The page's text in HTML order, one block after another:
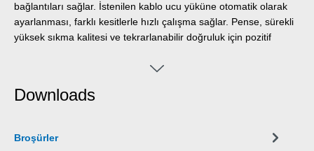
bağlantıları sağlar. İstenilen kablo ucu yüküne otomatik olarak
ayarlanması, farklı kesitlerle hızlı çalışma sağlar. Pense, sürekli
yüksek sıkma kalitesi ve tekrarlanabilir doğruluk için pozitif
pensesi, yalnızca sıkma işlemi tamamen bittiğinde açılır. Sapa,
serbest bırakma mekanizması da entegre edilmiştir. Hassas
sağlamasını garanti eder. 16 mm² altıgen sıkma pensesi, 0,5-16
Downloads
Broşürler